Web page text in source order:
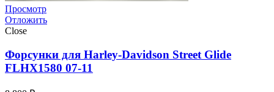
Просмотр
Отложить
Close
Форсунки для Harley-Davidson Street Glide
FLHX1580 07-11